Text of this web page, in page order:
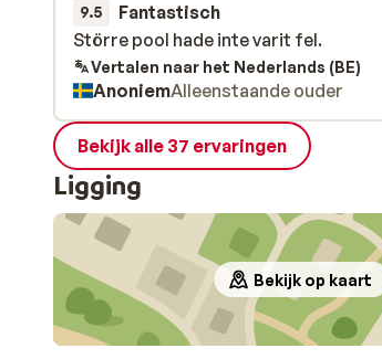
9.5 Fantastisch
Större pool hade inte varit fel.
Större pool hade inte varit fel.
Vertalen naar het Nederlands (BE)
AnoniemAlleenstaande ouder
Bekijk alle 37 ervaringen
Ligging
Bekijk op kaart